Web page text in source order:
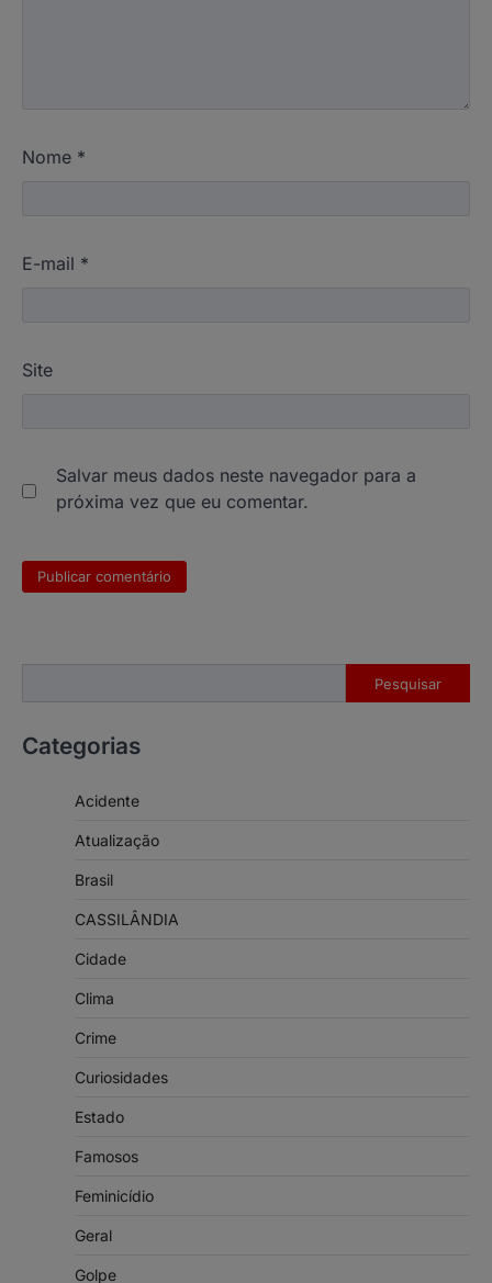
Nome *
E-mail *
Site
Salvar meus dados neste navegador para a
próxima vez que eu comentar.
Pesquisar
Categorias
Acidente
Atualização
Brasil
CASSILÂNDIA
Cidade
Clima
Crime
Curiosidades
Estado
Famosos
Feminicídio
Geral
Golpe